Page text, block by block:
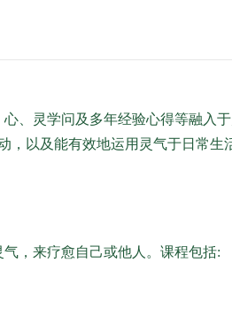
、灵学问及多年经验心得等融
以及能有效地运用灵气于日常
，来疗愈自己或他人。课程包括: